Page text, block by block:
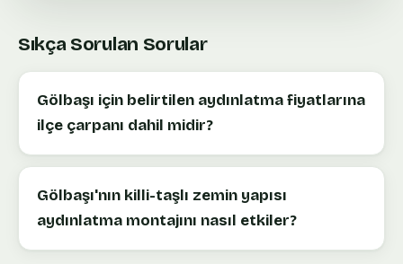
Sıkça Sorulan Sorular
Gölbaşı için belirtilen aydınlatma fiyatlarına
ilçe çarpanı dahil midir?
Gölbaşı'nın killi-taşlı zemin yapısı
aydınlatma montajını nasıl etkiler?